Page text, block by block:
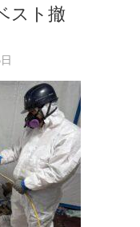
スト撤